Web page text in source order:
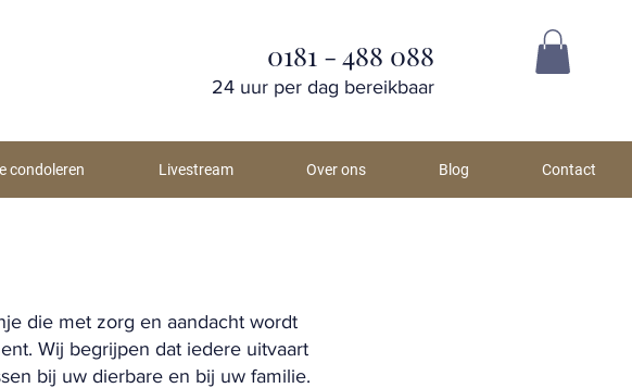
0181 - 488 088
24 uur per dag bereikbaar
condoleren Livestream Over ons Blog Contact
die met zorg en aandacht wordt
Wij begrijpen dat iedere uitvaart
bij uw dierbare en bij uw familie.